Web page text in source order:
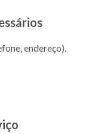
endereço).